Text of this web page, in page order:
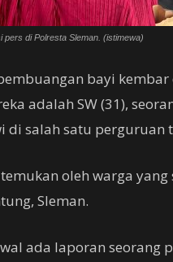
di Polresta Sleman. (istimewa)
bayi kembar
adalah SW (31),
di salah satu perguruan
oleh warga
Sleman.
ada laporan seorang